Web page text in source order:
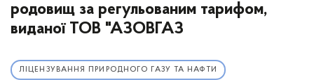
родовищ за регульованим тарифом,
виданої ТОВ "АЗОВГАЗ
ЛІЦЕНЗУВАННЯ ПРИРОДНОГО ГАЗУ ТА НАФТИ